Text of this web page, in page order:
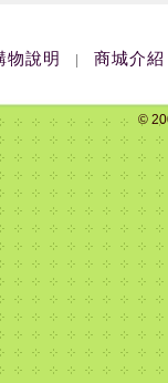
物說明 商城介紹
©